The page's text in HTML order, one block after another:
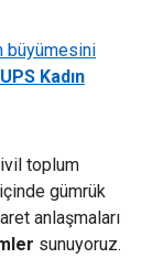
büyümesini
UPS Kadın
toplum
gümrük
anlaşmaları
sunuyoruz.